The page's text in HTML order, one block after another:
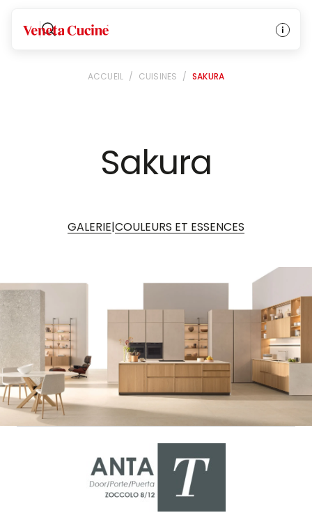
Veneta Cucine
ACCUEIL / CUISINES / SAKURA
Sakura
GALERIE|COULEURS ET ESSENCES